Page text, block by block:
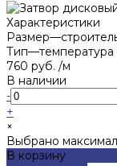
Характеристики
Размер—
Тип—температура
760 руб. /м
В наличии
-
+
×
Выбрано
В корзину